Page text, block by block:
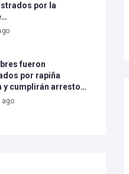
por la
fueron
por rapiña
y cumplirán arresto…
ago